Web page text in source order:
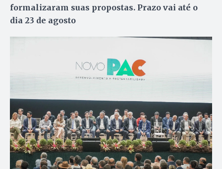
formalizaram suas propostas. Prazo vai até o
dia 23 de agosto